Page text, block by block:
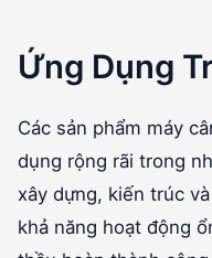
Ứng Dụng
Các sản phẩm máy
dụng rộng rãi trong
xây dựng, kiến trúc
khả năng hoạt động